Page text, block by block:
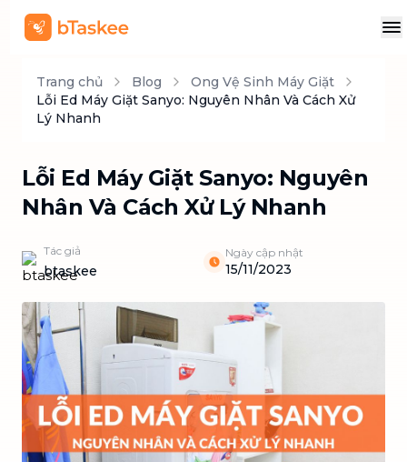
Trang chủ Blog
Ong Vệ Sinh Máy Giặt
Lỗi Ed Máy Giặt Sanyo: Nguyên Nhân Và Cách Xử
Lý Nhanh
Lỗi Ed Máy Giặt Sanyo: Nguyên
Nhân Và Cách Xử Lý Nhanh
Tác giả
btaskee
Ngày cập nhật
15/11/2023